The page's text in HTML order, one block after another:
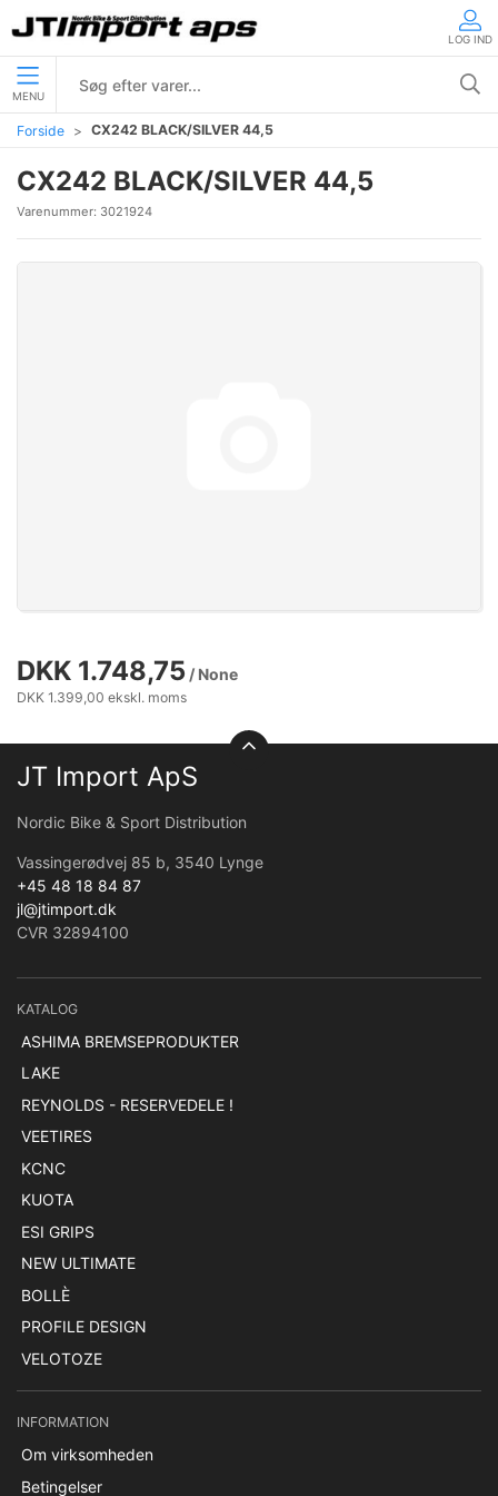
LOG IND
MENU
Forside CX242 BLACK/SILVER 44,5
CX242 BLACK/SILVER 44,5
Varenummer: 3021924
DKK 1.748,75 / None
DKK 1.399,00 ekskl. moms
JT Import ApS
Nordic Bike & Sport Distribution
Vassingerødvej 85 b, 3540 Lynge
+45 48 18 84 87
jl@jtimport.dk
CVR 32894100
KATALOG
ASHIMA BREMSEPRODUKTER
LAKE
REYNOLDS - RESERVEDELE !
VEETIRES
KCNC
KUOTA
ESI GRIPS
NEW ULTIMATE
BOLLÈ
PROFILE DESIGN
VELOTOZE
INFORMATION
Om virksomheden
Betingelser